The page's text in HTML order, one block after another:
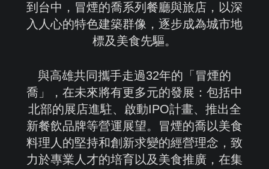
到台中，冒煙的喬系列餐廳與旅店，以深
入人心的特色建築群像，逐步成為城市地
標及美食先驅。
與高雄共同攜手走過32年的「冒煙的
喬」，在未來將有更多元的發展：包括中
北部的展店進駐、啟動IPO計畫、推出全
新餐飲品牌等營運展望。冒煙的喬以美食
料理人的堅持和創新求變的經營理念，致
力於專業人才的培育以及美食推廣，在集